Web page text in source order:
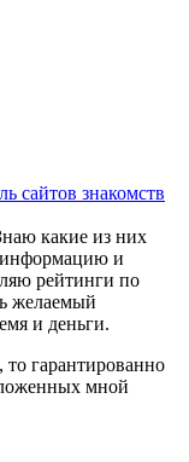
сайтов знакомств
какие из них
информацию и
рейтинги по
желаемый
и деньги.
гарантированно
мной